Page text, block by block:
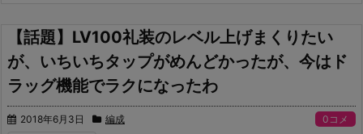
【話題】LV100礼装のレベル上げまくりたい
が、いちいちタップがめんどかったが、今はド
ラッグ機能でラクになったわ
2018年6月3日 編成 0コメ